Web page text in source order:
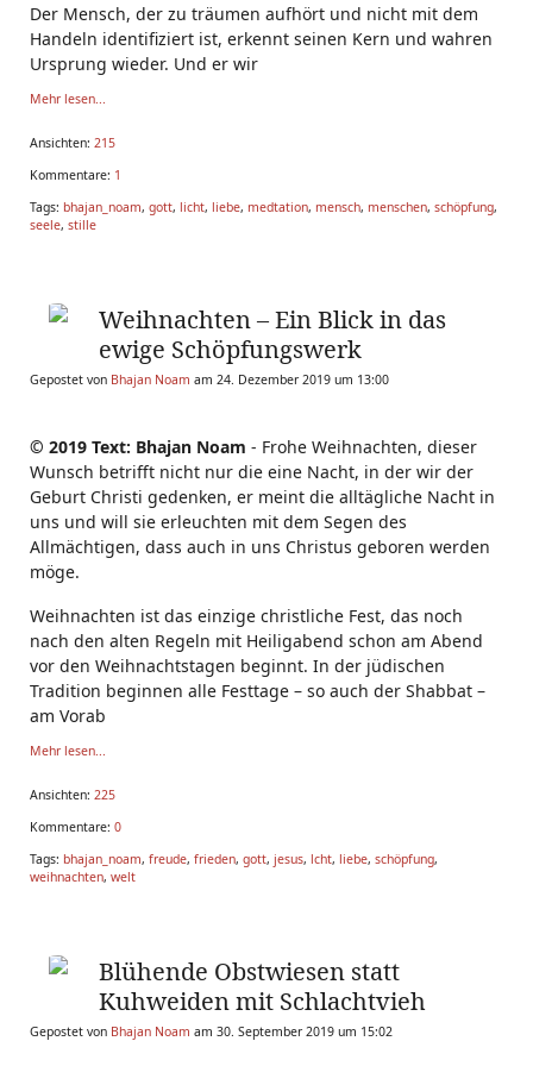
Der Mensch, der zu träumen aufhört und nicht mit dem
Handeln identifiziert ist, erkennt seinen Kern und wahren
Ursprung wieder. Und er wir
Mehr lesen...
Ansichten: 215
Kommentare: 1
Tags: bhajan_noam, gott, licht, liebe, medtation, mensch, menschen, schöpfung,
seele, stille
Weihnachten – Ein Blick in das
ewige Schöpfungswerk
Gepostet von Bhajan Noam am 24. Dezember 2019 um 13:00
© 2019 Text: Bhajan Noam - Frohe Weihnachten, dieser
Wunsch betrifft nicht nur die eine Nacht, in der wir der
Geburt Christi gedenken, er meint die alltägliche Nacht in
uns und will sie erleuchten mit dem Segen des
Allmächtigen, dass auch in uns Christus geboren werden
möge.
Weihnachten ist das einzige christliche Fest, das noch
nach den alten Regeln mit Heiligabend schon am Abend
vor den Weihnachtstagen beginnt. In der jüdischen
Tradition beginnen alle Festtage – so auch der Shabbat –
am Vorab
Mehr lesen...
Ansichten: 225
Kommentare: 0
Tags: bhajan_noam, freude, frieden, gott, jesus, lcht, liebe, schöpfung,
weihnachten, welt
Blühende Obstwiesen statt
Kuhweiden mit Schlachtvieh
Gepostet von Bhajan Noam am 30. September 2019 um 15:02